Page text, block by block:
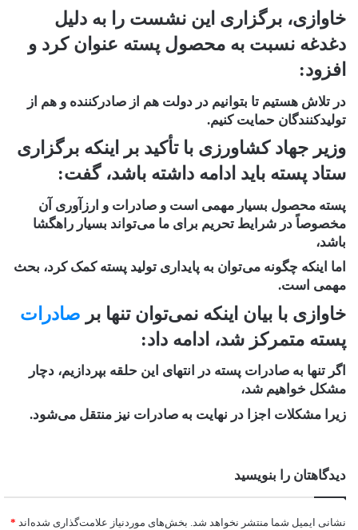
خاوازی، برگزاری این نشست را به دلیل
دغدغه نسبت به محصول پسته عنوان کرد و
افزود:
در تلاش هستیم تا بتوانیم در دولت هم از صادرکننده و هم از
تولیدکنندگان حمایت کنیم.
وزیر جهاد کشاورزی با تأکید بر اینکه برگزاری
ستاد پسته باید ادامه داشته باشد، گفت:
پسته محصول بسیار مهمی است و صادرات و ارزآوری آن
مخصوصاً در شرایط تحریم برای ما می‌تواند بسیار راهگشا
باشد،
اما اینکه چگونه می‌توان به پایداری تولید پسته کمک کرد، بحث
مهمی است.
خاوازی با بیان اینکه نمی‌توان تنها بر صادرات
پسته متمرکز شد‏، ادامه داد:
اگر تنها به صادرات پسته در انتهای این حلقه بپردازیم، دچار
مشکل خواهیم شد،
زیرا مشکلات اجزا در نهایت به صادرات نیز منتقل می‌شود.
دیدگاهتان را بنویسید
نشانی ایمیل شما منتشر نخواهد شد. بخش‌های موردنیاز علامت‌گذاری شده‌اند *